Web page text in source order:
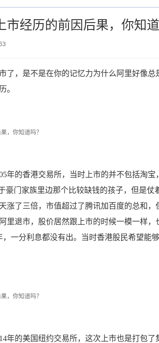
市经历的前因后果，你知道
了，是不是在你的记忆力为什么阿里好像总
。
年的香港交易所，当时上市的并不包括淘宝
豪门家族里边那个比较缺钱的孩子，但是仗
涨了三倍，市值超过了腾讯加百度的总和，
里退市，股价居然跟上市的时候一模一样，
一分利息都没有出。当时香港股民希望能
年的美国纽约交易所，这次上市也是打包了